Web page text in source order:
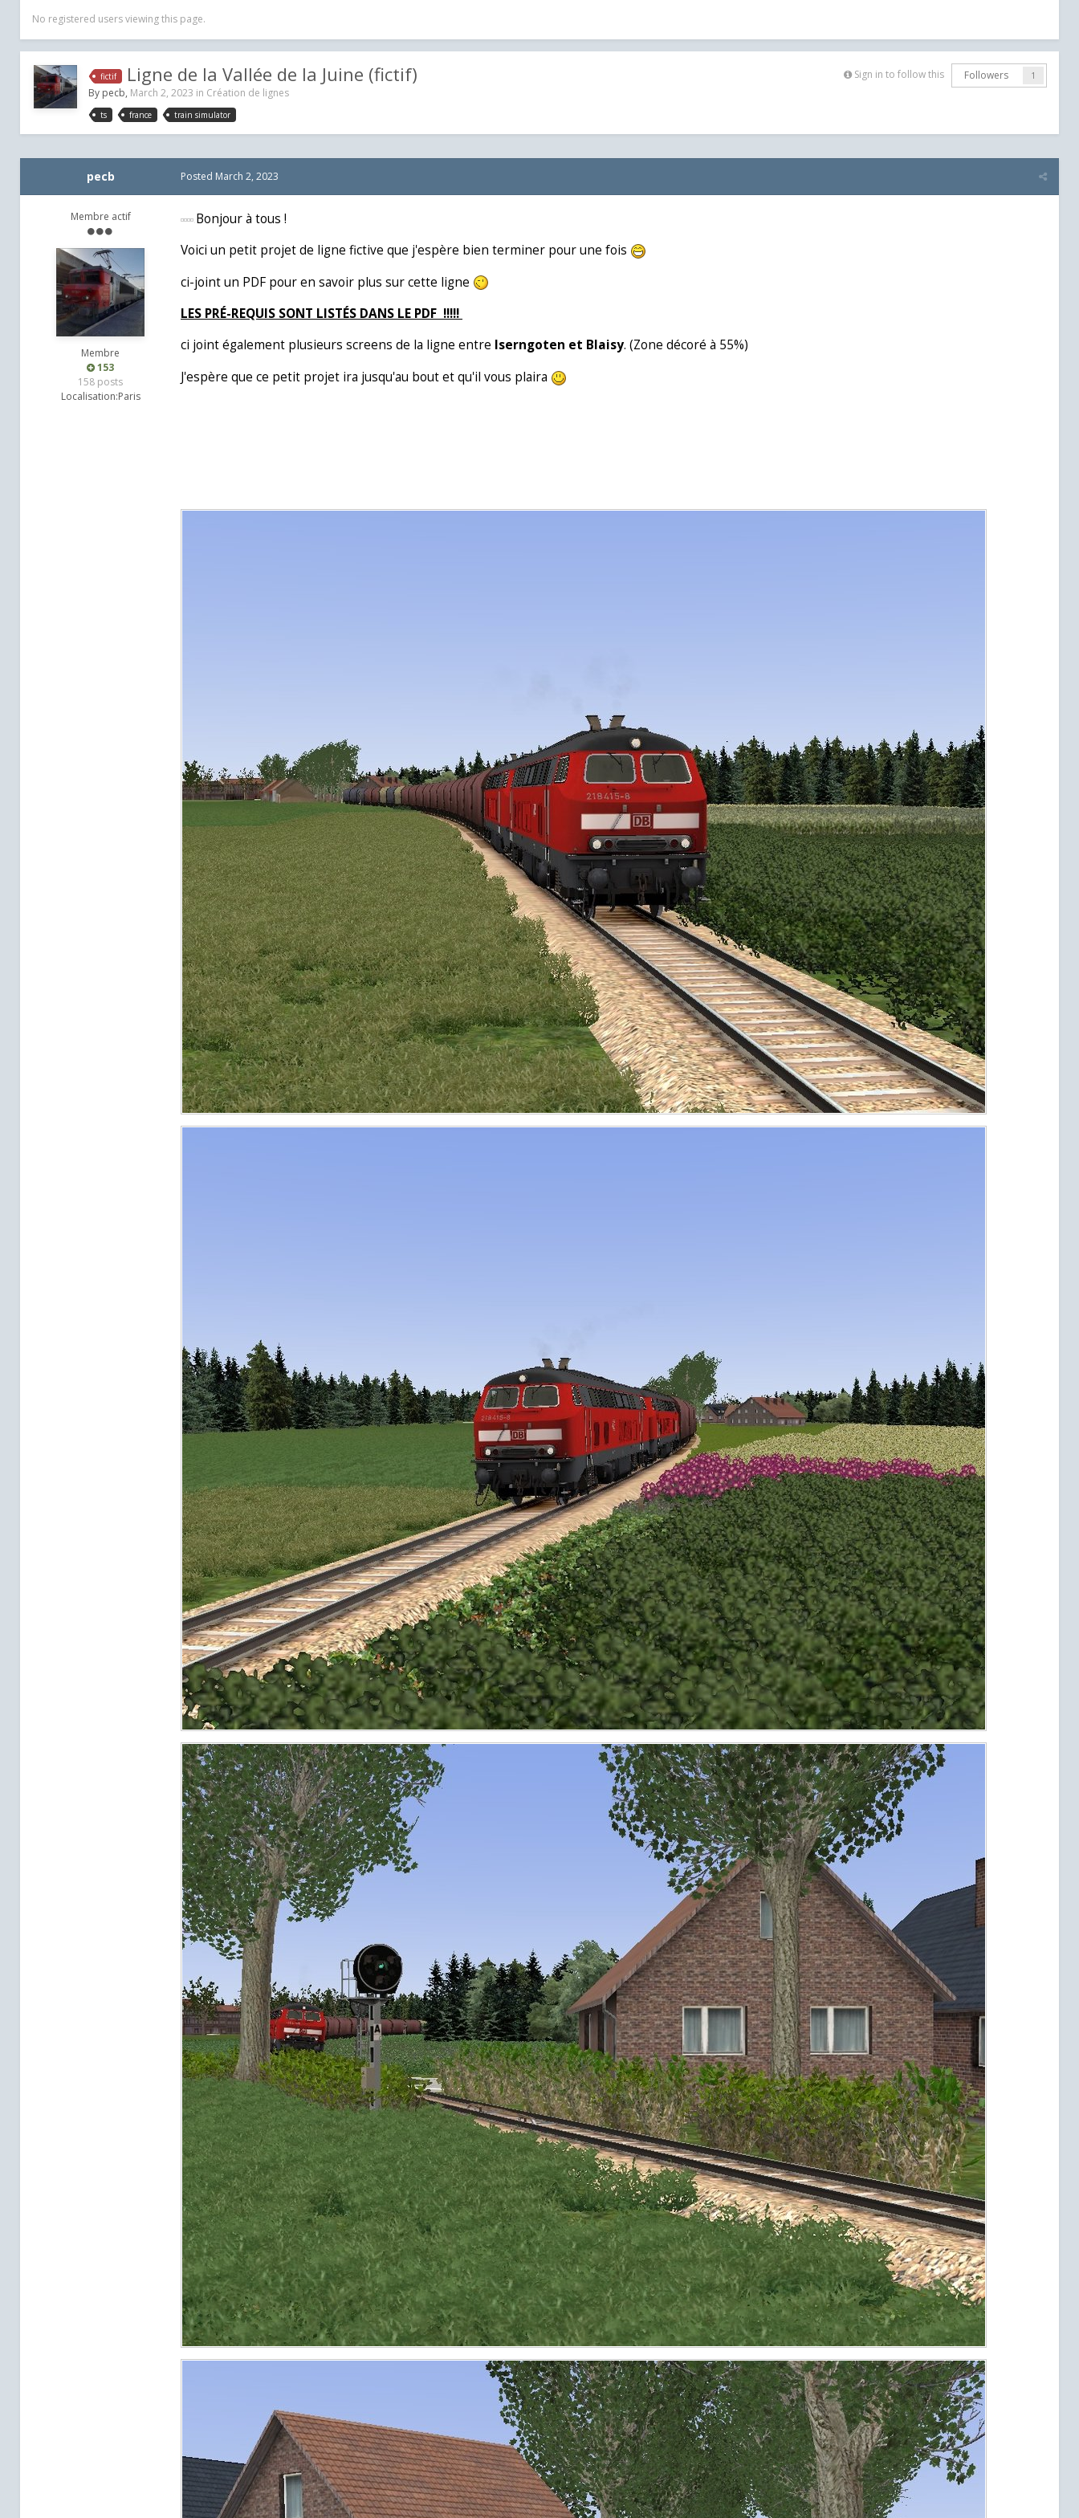
No registered users viewing this page.
Sign in to follow this Followers 1
fictif Ligne de la Vallée de la Juine (fictif)
By pecb, March 2, 2023 in Création de lignes
ts france train simulator
pecb
Membre actif
Membre
153
158 posts
Localisation:Paris
Posted March 2, 2023
Bonjour à tous !
Voici un petit projet de ligne fictive que j'espère bien terminer pour une fois
ci-joint un PDF pour en savoir plus sur cette ligne
LES PRÉ-REQUIS SONT LISTÉS DANS LE PDF !!!!!
ci joint également plusieurs screens de la ligne entre Iserngoten et Blaisy. (Zone décoré à 55%)
J'espère que ce petit projet ira jusqu'au bout et qu'il vous plaira